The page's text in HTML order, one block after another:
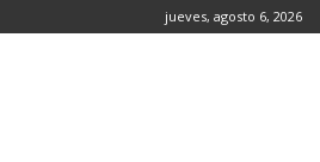
jueves, agosto 6, 2026